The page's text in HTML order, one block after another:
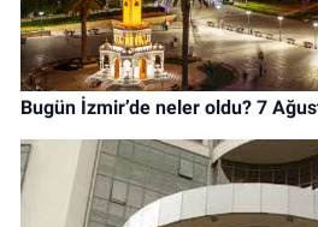
Bugün İzmir’de neler oldu? 7